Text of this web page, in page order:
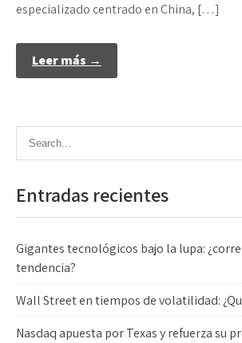
especializado centrado en China, […]
Leer más →
Entradas recientes
Gigantes tecnológicos bajo la lupa:
tendencia?
Wall Street en tiempos de volatilidad:
Nasdaq apuesta por Texas y refuerza su